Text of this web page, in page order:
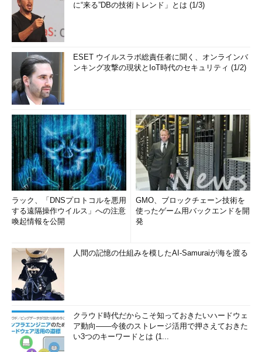
に“来る”DBの技術トレンド」とは (1/3)
ESET ウイルスラボ総責任者に聞く、オンラインバ
ンキング攻撃の現状とIoT時代のセキュリティ (1/2)
ラック、「DNSプロトコルを悪用
する遠隔操作ウイルス」への注意
喚起情報を公開
GMO、ブロックチェーン技術を
使ったゲーム用バックエンドを開
発
人間の記憶の仕組みを模したAI-Samuraiが海を渡る
クラウド時代だからこそ知っておきたいハードウェ
ア動向――今後のストレージ活用で押さえておきた
い3つのキーワードとは (1...